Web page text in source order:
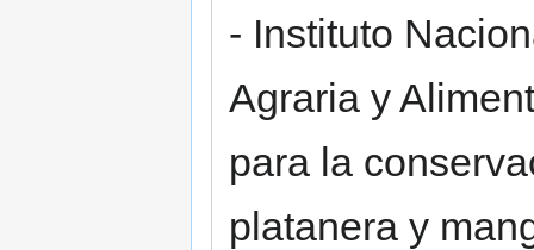
- Instituto
Agraria y
para la
platanera y